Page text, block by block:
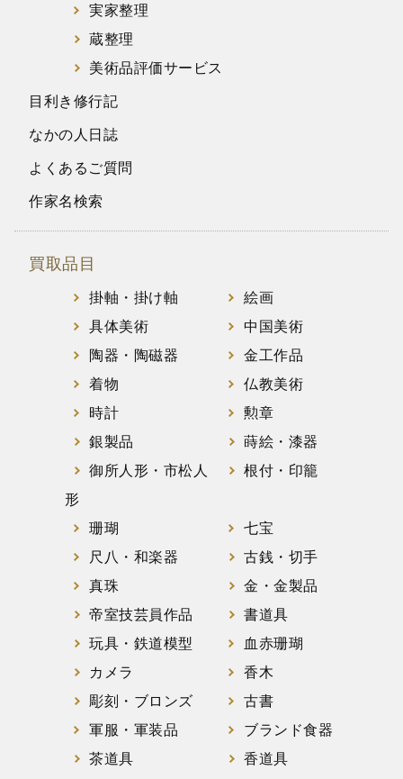
実家整理
蔵整理
美術品評価サービス
目利き修行記
なかの人日誌
よくあるご質問
作家名検索
買取品目
掛軸・掛け軸
絵画
具体美術
中国美術
陶器・陶磁器
金工作品
着物
仏教美術
時計
勲章
銀製品
蒔絵・漆器
御所人形・市松人
形
根付・印籠
珊瑚
七宝
尺八・和楽器
古銭・切手
真珠
金・金製品
帝室技芸員作品
書道具
玩具・鉄道模型
血赤珊瑚
カメラ
香木
彫刻・ブロンズ
古書
軍服・軍装品
ブランド食器
茶道具
香道具